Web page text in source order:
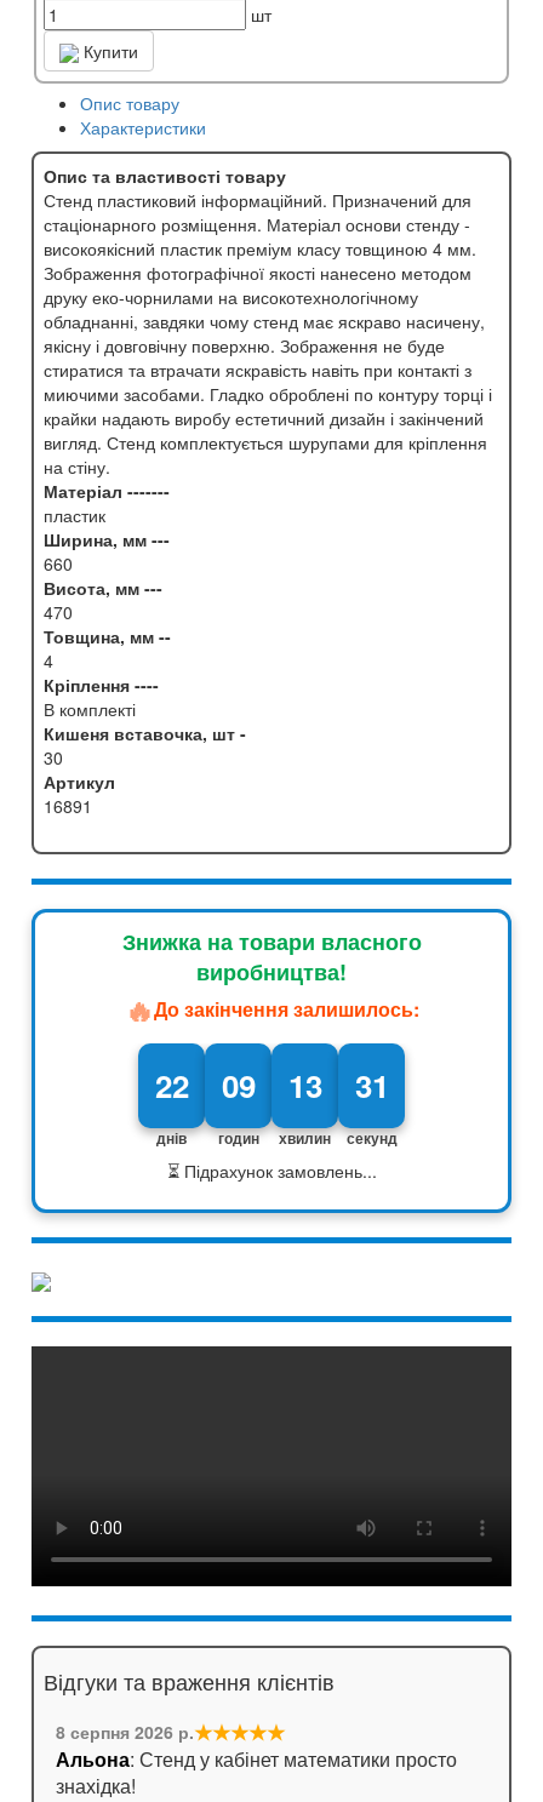
шт
Купити
Опис товару
Характеристики
Опис та властивості товару
Стенд пластиковий інформаційний. Призначений для
стаціонарного розміщення. Матеріал основи стенду -
високоякісний пластик преміум класу товщиною 4 мм.
Зображення фотографічної якості нанесено методом
друку еко-чорнилами на високотехнологічному
обладнанні, завдяки чому стенд має яскраво насичену,
якісну і довговічну поверхню. Зображення не буде
стиратися та втрачати яскравість навіть при контакті з
миючими засобами. Гладко оброблені по контуру торці і
крайки надають виробу естетичний дизайн і закінчений
вигляд. Стенд комплектується шурупами для кріплення
на стіну.
Матеріал -------
пластик
Ширина, мм ---
660
Висота, мм ---
470
Товщина, мм --
4
Кріплення ----
В комплекті
Кишеня вставочка, шт -
30
Артикул
16891
Знижка на товари власного
виробництва!
🔥До закінчення залишилось:
22
днів
09
годин
13
хвилин
30
секунд
⏳ Підрахунок замовлень...
Відгуки та враження клієнтів
8 серпня 2026 р.★★★★★
Альона: Стенд у кабінет математики просто
знахідка!